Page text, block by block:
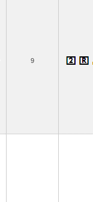
9